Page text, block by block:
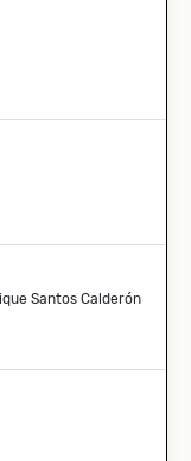
Santos Calderón